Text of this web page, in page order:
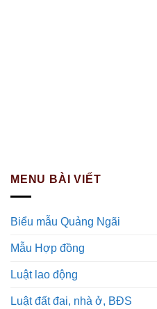
MENU BÀI VIẾT
Biểu mẫu Quảng Ngãi
Mẫu Hợp đồng
Luật lao động
Luật đất đai, nhà ở, BĐS